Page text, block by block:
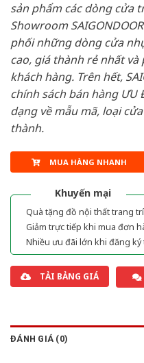
sản phẩm các dòng cửa
Showroom
phối những dòng cửa
cao, giá thành rẻ nhất
khách hàng. Trên hết,
chính sách bán hàng ƯU
dạng về mẫu mã, loại
thành.
MUA HÀNG NHANH
Khuyến mại
Quà tặng đồ nội thất trang
Giảm trực tiếp khi mua đơn
Nhiều ưu đãi lớn khi đăng
TẢI BẢNG GIÁ
ĐÁNH GIÁ (0)